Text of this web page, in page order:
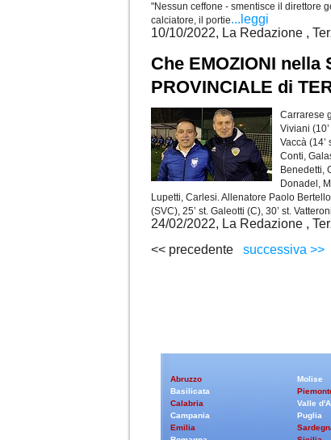
"Nessun ceffone - smentisce il direttore
calciatore, il portie...leggi
10/10/2022, La Redazione ,
Che EMOZIONI nella
PROVINCIALE di
Carrarese
Viviani
Vaccà (14’
Conti,
Benedetti,
Donadel,
Lupetti, Carlesi. Allenatore Paolo
(SVC), 25’ st. Galeotti (C), 30’ st.
24/02/2022, La Redazione ,
<< precedente successiva >>
Abruzzo
Basilicata
Calabria
Campania
Emilia
Molise
Valle
Puglia